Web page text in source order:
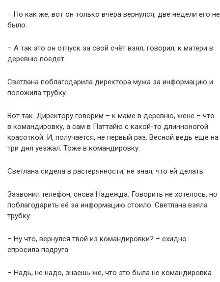
– Но как же, вот он только вчера вернулся, две недели его не
было.
– А так это он отпуск за свой счёт взял, говорил, к матери в
деревню поедет.
Светлана поблагодарила директора мужа за информацию и
положила трубку.
Вот так. Директору говорим – к маме в деревню, жене – что
в командировку, а сам в Паттайю с какой-то длинноногой
красоткой. И, получается, не первый раз. Весной ведь еще на
три дня уезжал. Тоже в командировку.
Светлана сидела в растерянности, не зная, что ей делать.
Зазвонил телефон, снова Надежда. Говорить не хотелось, но
поблагодарить её за информацию стоило. Светлана взяла
трубку.
– Ну что, вернулся твой из командировки? – ехидно
спросила подруга.
– Надь, не надо, знаешь же, что это была не командировка.